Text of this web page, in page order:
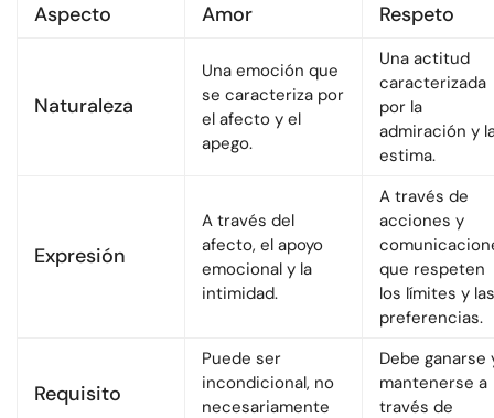
Aspecto Amor Respeto
Naturaleza
Una emoción que
se caracteriza por
el afecto y el
apego.
Una actitud
caracterizada
por la
admiración y
estima.
Expresión
A través del
afecto, el apoyo
emocional y la
intimidad.
A través de
acciones y
que respeten
los límites y las
preferencias.
Requisito
Puede ser
incondicional, no
necesariamente
Debe ganarse
mantenerse a
través de